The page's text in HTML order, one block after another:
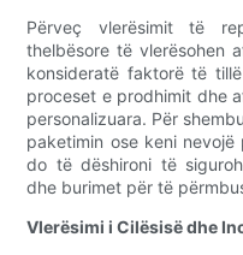
Përveç vlerësimit të
thelbësore të vlerësohen
konsideratë faktorë të
proceset e prodhimit dhe
personalizuara. Për
paketimin ose keni
do të dëshironi të
dhe burimet për të
Vlerësimi i Cilësisë dhe